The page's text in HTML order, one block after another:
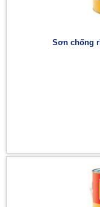
Sơn chống